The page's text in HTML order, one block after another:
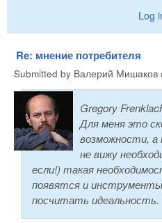
Log
Re: мнение потребителя
Submitted by Валерий Мишаков
Gregory
Для меня это
возможности, а
не вижу
если!) такая
появятся и
посчитать идеальность.